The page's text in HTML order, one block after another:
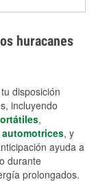
estancada y
son
huracanes
disposición
incluyendo
,
, y
ayuda a
durante
prolongados.